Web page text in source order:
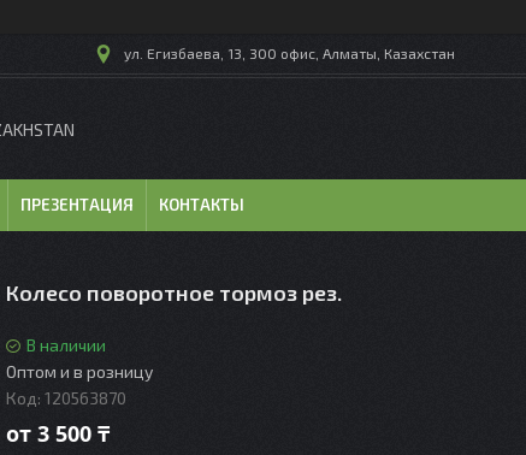
ул. Егизбаева, 13, 300 офис, Алматы, Казахстан
ПРЕЗЕНТАЦИЯ КОНТАКТЫ
Колесо поворотное тормоз рез.
В наличии
Оптом и в розницу
Код: 120563870
от 3 500 ₸